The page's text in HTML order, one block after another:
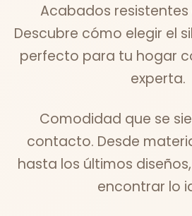
Acabados resistentes
Descubre cómo elegir el
perfecto para tu hogar
experta.
Comodidad que se
contacto. Desde
hasta los últimos
encontrar lo